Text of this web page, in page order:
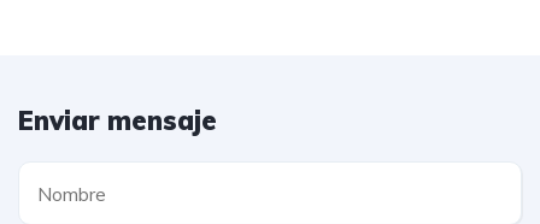
Enviar mensaje